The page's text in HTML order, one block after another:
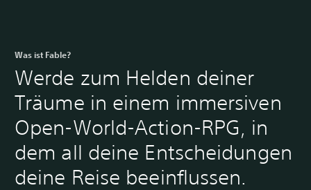
Was ist Fable?
Werde zum Helden deiner
Träume in einem immersiven
Open-World-Action-RPG, in
dem all deine Entscheidungen
deine Reise beeinflussen.